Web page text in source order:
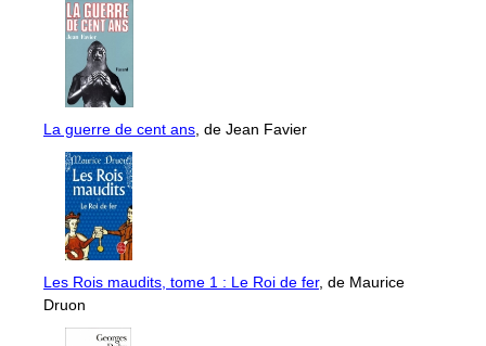
La guerre de cent ans , de Jean Favier
Les Rois maudits, tome 1 : Le Roi de fer, de Maurice
Druon